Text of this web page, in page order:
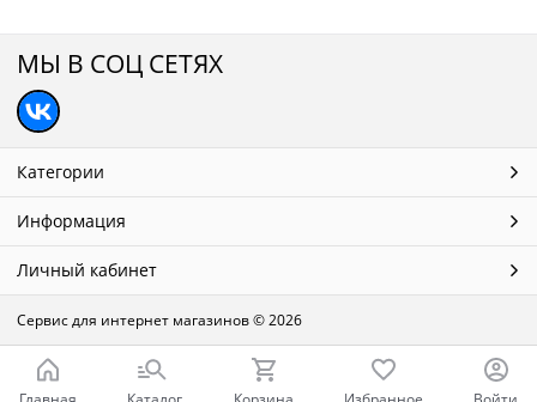
МЫ В СОЦ СЕТЯХ
Категории
Информация
Личный кабинет
Сервис для интернет магазинов© 2026